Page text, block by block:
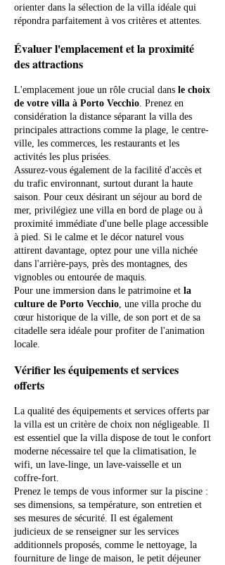
orienter dans la sélection de la villa idéale qui
répondra parfaitement à vos critères et attentes.
Évaluer l'emplacement et la proximité
des attractions
L'emplacement joue un rôle crucial dans le choix
de votre villa à Porto Vecchio. Prenez en
considération la distance séparant la villa des
principales attractions comme la plage, le centre-
ville, les commerces, les restaurants et les
activités les plus prisées.
Assurez-vous également de la facilité d'accès et
du trafic environnant, surtout durant la haute
saison. Pour ceux désirant un séjour au bord de
mer, privilégiez une villa en bord de plage ou à
proximité immédiate d'une belle plage accessible
à pied. Si le calme et le décor naturel vous
attirent davantage, optez pour une villa nichée
dans l'arrière-pays, près des montagnes, des
vignobles ou entourée de maquis.
Pour une immersion dans le patrimoine et la
culture de Porto Vecchio, une villa proche du
cœur historique de la ville, de son port et de sa
citadelle sera idéale pour profiter de l'animation
locale.
Vérifier les équipements et services
offerts
La qualité des équipements et services offerts par
la villa est un critère de choix non négligeable. Il
est essentiel que la villa dispose de tout le confort
moderne nécessaire tel que la climatisation, le
wifi, un lave-linge, un lave-vaisselle et un
coffre-fort.
Prenez le temps de vous informer sur la piscine :
ses dimensions, sa température, son entretien et
ses mesures de sécurité. Il est également
judicieux de se renseigner sur les services
additionnels proposés, comme le nettoyage, la
fourniture de linge de maison, le petit déjeuner